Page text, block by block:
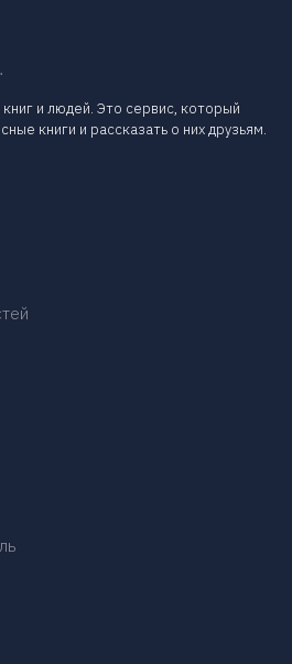
и людей. Это сервис, который
книги и рассказать о них друзьям.